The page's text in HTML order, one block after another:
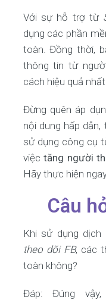
Với sự hỗ trợ từ
dụng các phần
toàn. Đồng thời,
thông tin từ
cách hiệu quả
Đừng quên áp
nội dung hấp
sử dụng công cụ
việctăng người
Hãy thực hiện
Câu
Khi sử dụng
theo dõi FB, các
toàn không?
Đáp: Đúng